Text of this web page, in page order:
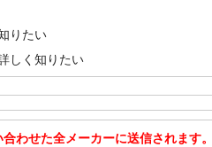
りたい
しく知りたい
わせた全メーカーに送信されます。